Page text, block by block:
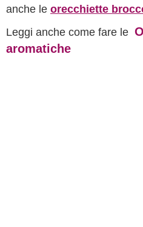
anche le orecchiette
Leggi anche come fare le
aromatiche